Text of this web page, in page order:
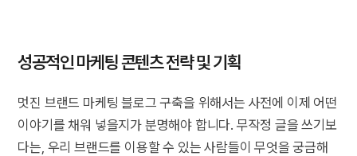
성공적인 마케팅 콘텐츠 전략 및 기획
멋진 브랜드 마케팅 블로그 구축을 위해서는 사전에 이제 어떤
이야기를 채워 넣을지가 분명해야 합니다. 무작정 글을 쓰기보
다는, 우리 브랜드를 이용할 수 있는 사람들이 무엇을 궁금해